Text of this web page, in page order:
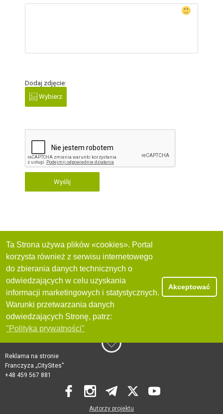
Dodaj zdjęcie:
Wybierz
Wyślij
Ta Strona używa plików «cookies». Portal
korzysta również z serwisu internetowego
do zbierania danych technicznych o
odwiedzających w celu uzyskania
informacji marketingowych i statystycznych.
Warunki przetwarzania danych
odwiedzających Stronę, patrz:
"Polityka prywatności"
Akceptować
Reklama na stronie
Franczyza „CitySites”
+48 459 567 881
Autorzy projektu